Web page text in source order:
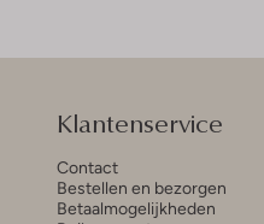
Klantenservice
Contact
Bestellen en bezorgen
Betaalmogelijkheden